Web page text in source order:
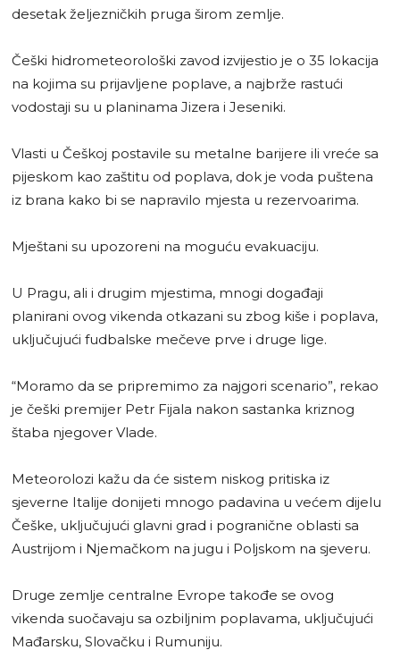
desetak željezničkih pruga širom zemlje.
Češki hidrometeorološki zavod izvijestio je o 35 lokacija
na kojima su prijavljene poplave, a najbrže rastući
vodostaji su u planinama Jizera i Jeseniki.
Vlasti u Češkoj postavile su metalne barijere ili vreće sa
pijeskom kao zaštitu od poplava, dok je voda puštena
iz brana kako bi se napravilo mjesta u rezervoarima.
Mještani su upozoreni na moguću evakuaciju.
U Pragu, ali i drugim mjestima, mnogi događaji
planirani ovog vikenda otkazani su zbog kiše i poplava,
uključujući fudbalske mečeve prve i druge lige.
“Moramo da se pripremimo za najgori scenario”, rekao
je češki premijer Petr Fijala nakon sastanka kriznog
štaba njegover Vlade.
Meteorolozi kažu da će sistem niskog pritiska iz
sjeverne Italije donijeti mnogo padavina u većem dijelu
Češke, uključujući glavni grad i pogranične oblasti sa
Austrijom i Njemačkom na jugu i Poljskom na sjeveru.
Druge zemlje centralne Evrope takođe se ovog
vikenda suočavaju sa ozbiljnim poplavama, uključujući
Mađarsku, Slovačku i Rumuniju.